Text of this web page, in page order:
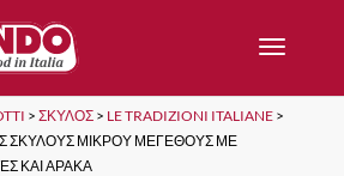
> ΣΚΎΛΟΣ> LE TRADIZIONI ITALIANE>
ΣΚΎΛΟΥΣ ΜΙΚΡΟΎ ΜΕΓΈΘΟΥΣ ΜΕ
ΚΑΙ ΑΡΑΚΆ